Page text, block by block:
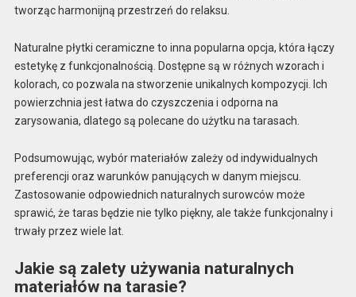
tworząc harmonijną przestrzeń do relaksu.
Naturalne płytki ceramiczne to inna popularna opcja, która łączy
estetykę z funkcjonalnością. Dostępne są w różnych wzorach i
kolorach, co pozwala na stworzenie unikalnych kompozycji. Ich
powierzchnia jest łatwa do czyszczenia i odporna na
zarysowania, dlatego są polecane do użytku na tarasach.
Podsumowując, wybór materiałów zależy od indywidualnych
preferencji oraz warunków panujących w danym miejscu.
Zastosowanie odpowiednich naturalnych surowców może
sprawić, że taras będzie nie tylko piękny, ale także funkcjonalny i
trwały przez wiele lat.
Jakie są zalety używania naturalnych
materiałów na tarasie?